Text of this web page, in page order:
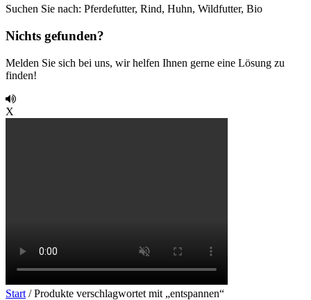
Suchen Sie nach: Pferdefutter, Rind, Huhn, Wildfutter, Bio
Nichts gefunden?
Melden Sie sich bei uns, wir helfen Ihnen gerne eine Lösung zu
finden!
X
Start / Produkte verschlagwortet mit „entspannen“